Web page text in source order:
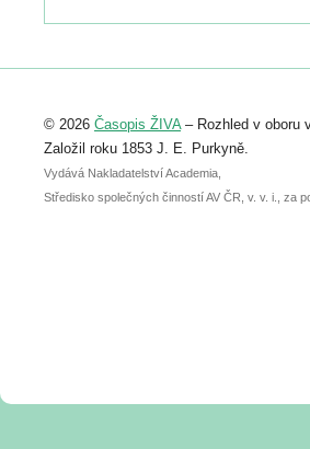
Registrovat se můžete do 6. září.
abstraktu přihlášené přednášky nebo
posteru je už 30. června.
© 2026 Časopis ŽIVA– Rozhled v oboru
Založil roku 1853 J. E. Purkyně.
Vydává Nakladatelství Academia,
Středisko společných činností AV ČR, v. v. i., za